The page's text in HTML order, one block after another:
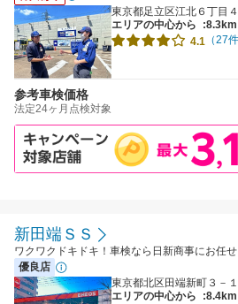
東京都足立区江北６丁目
エリアの中心から
:8.3km
4.1 （27件
参考車検価格
法定24ヶ月点検対象
新田端ＳＳ
ワクワクドキドキ！車検なら日新商事にお任せ
優良店
東京都北区田端新町３－
エリアの中心から
:8.4km